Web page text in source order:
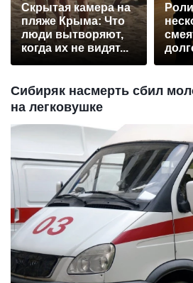
Скрытая камера на
пляже Крыма: Что
люди вытворяют,
когда их не видят...
Сибиряк насмерть сбил
на легковушке